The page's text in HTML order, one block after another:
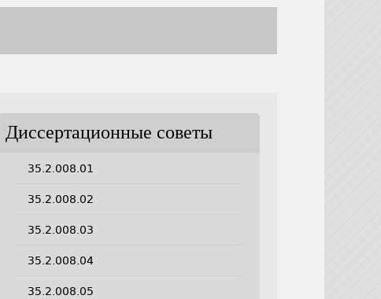
Диссертационные советы
35.2.008.01
35.2.008.02
35.2.008.03
35.2.008.04
35.2.008.05